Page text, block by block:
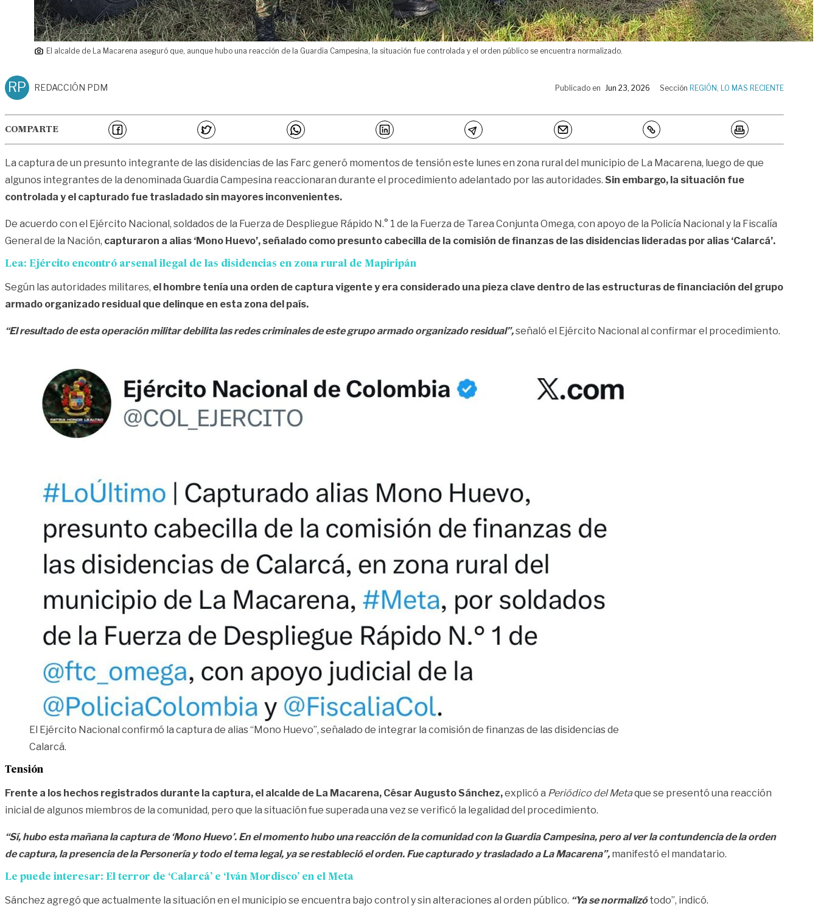
El alcalde de La Macarena aseguró que, aunque hubo una reacción de la Guardia Campesina, la situación fue controlada y el orden público se encuentra normalizado.
RP REDACCIÓN PDM Publicado en Jun 23, 2026 Sección REGIÓN, LO MAS RECIENTE
COMPARTE
La captura de un presunto integrante de las disidencias de las Farc generó momentos de tensión este lunes en zona rural del municipio de La Macarena, luego de que
algunos integrantes de la denominada Guardia Campesina reaccionaran durante el procedimiento adelantado por las autoridades. Sin embargo, la situación fue
controlada y el capturado fue trasladado sin mayores inconvenientes.
De acuerdo con el Ejército Nacional, soldados de la Fuerza de Despliegue Rápido N.° 1 de la Fuerza de Tarea Conjunta Omega, con apoyo de la Policía Nacional y la Fiscalía
General de la Nación, capturaron a alias ‘Mono Huevo’, señalado como presunto cabecilla de la comisión de finanzas de las disidencias lideradas por alias ‘Calarcá’.
Lea: Ejército encontró arsenal ilegal de las disidencias en zona rural de Mapiripán
Según las autoridades militares, el hombre tenía una orden de captura vigente y era considerado una pieza clave dentro de las estructuras de financiación del grupo
armado organizado residual que delinque en esta zona del país.
“El resultado de esta operación militar debilita las redes criminales de este grupo armado organizado residual”,señaló el Ejército Nacional al confirmar el procedimiento.
El Ejército Nacional confirmó la captura de alias “Mono Huevo”, señalado de integrar la comisión de finanzas de las disidencias de
Calarcá.
Tensión
Frente a los hechos registrados durante la captura, el alcalde de La Macarena, César Augusto Sánchez,explicó a Periódico del Metaque se presentó una reacción
inicial de algunos miembros de la comunidad, pero que la situación fue superada una vez se verificó la legalidad del procedimiento.
“Sí, hubo esta mañana la captura de ‘Mono Huevo’. En el momento hubo una reacción de la comunidad con la Guardia Campesina, pero al ver la contundencia de la orden
de captura, la presencia de la Personería y todo el tema legal, ya se restableció el orden. Fue capturado y trasladado a La Macarena”, manifestó el mandatario.
Le puede interesar: El terror de ‘Calarcá’ e ‘Iván Mordisco’ en el Meta
Sánchez agregó que actualmente la situación en el municipio se encuentra bajo control y sin alteraciones al orden público. “Ya se normalizótodo”, indicó.